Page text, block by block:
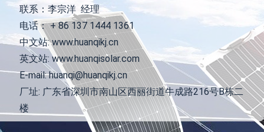
联系：李宗洋 经理
电话： + 86 137 1444 1361
中文站: www.huanqikj.cn
英文站: www.huanqisolar.com
E-mail: huanqi@huanqikj.cn
厂址: 广东省深圳市南山区西丽街道牛成路216号B栋二
楼